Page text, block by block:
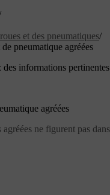
et des pneumatiques/
pneumatique agréées
des informations
agréées
agréées ne figurent pas